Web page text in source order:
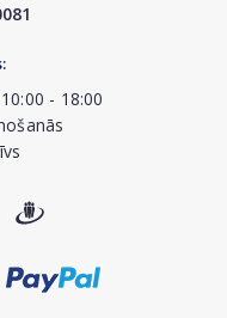
- 18:00